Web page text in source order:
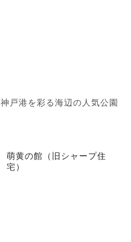
神戸港を彩る海辺の人気公園
萌黄の館（旧シャープ住
宅）